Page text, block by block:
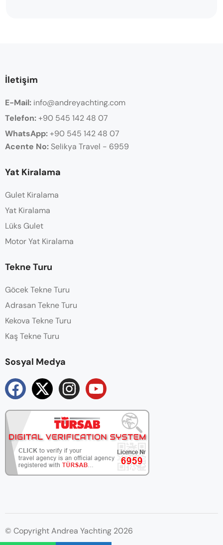
İletişim
E-Mail: info@andreyachting.com
Telefon:+90 545 142 48 07
WhatsApp:+90 545 142 48 07
Acente No: Selikya Travel - 6959
Yat Kiralama
Gulet Kiralama
Yat Kiralama
Lüks Gulet
Motor Yat Kiralama
Tekne Turu
Göcek Tekne Turu
Adrasan Tekne Turu
Kekova Tekne Turu
Kaş Tekne Turu
Sosyal Medya
© Copyright Andrea Yachting 2026